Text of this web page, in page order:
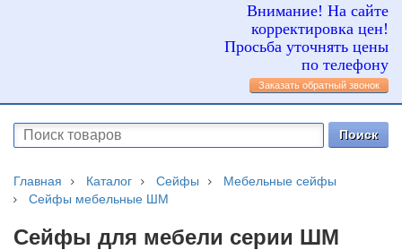
Внимание! На сайте
корректировка цен!
Просьба уточнять цены
по телефону
Заказать обратный звонок
Главная Каталог Сейфы
Мебельные сейфы
Сейфы мебельные ШМ
Сейфы для мебели серии ШМ